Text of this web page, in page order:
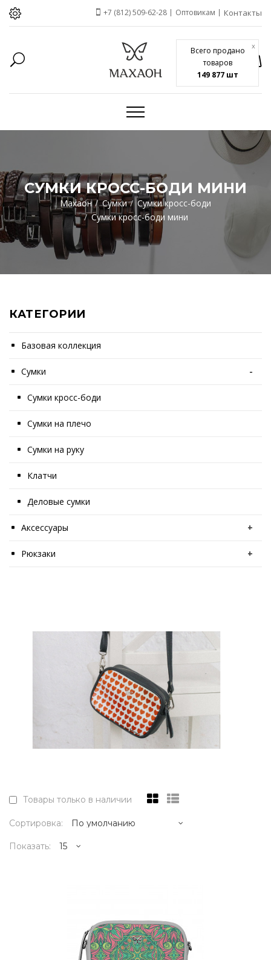
Всего продано
товаров
149 877 шт
x
+7 (812) 509-62-28 Оптовикам Контакты
СУМКИ КРОСС-БОДИ МИНИ
Махаон Сумки
Сумки кросс-боди
Сумки кросс-боди мини
КАТЕГОРИИ
Базовая коллекция
Сумки -
Сумки кросс-боди
Сумки на плечо
Сумки на руку
Клатчи
Деловые сумки
Аксессуары +
Рюкзаки +
Товары только в наличии
Сортировка:
Показать:
..